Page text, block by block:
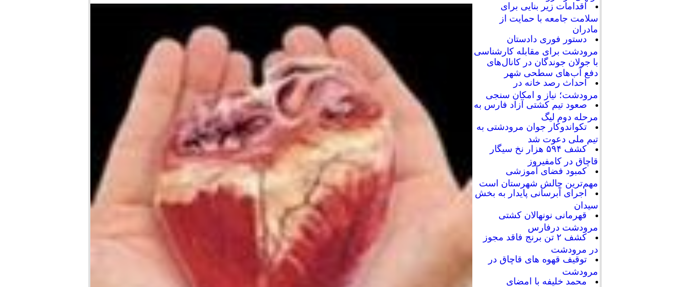
اقدامات زیر بنایی برای
سلامت جامعه با حمایت از
مادران
دستور فوری دادستان
مرودشت برای مقابله کارشناسی
با جولان جوندگان در کانال‌های
دفع آب‌های سطحی شهر
احداث رصد خانه در
مرودشت؛ نیاز و امکان سنجی
صعود تیم کشتی آزاد فارس به
مرحله دوم لیگ
تکواندوکار جوان مرودشتی به
تیم ملی دعوت شد
کشف ۵۹۴ هزار نخ سیگار
قاچاق در کامفیروز
کمبود فضای آموزشی
مهم‌ترین چالش شهرستان است
اجرای آبرسانی پایدار به بخش
سیدان
قهرمانی نونهالان کشتی
مرودشت درفارس
کشف ۲ تن برنج فاقد مجوز
در مرودشت
توقیف قهوه های قاچاق در
مرودشت
محمد خلیفه با امضای